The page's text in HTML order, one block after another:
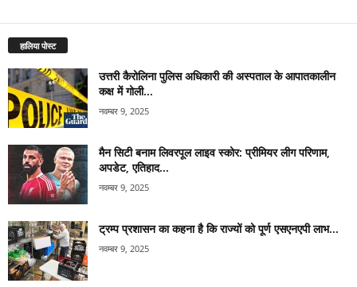
हालिया पोस्ट
उत्तरी कैरोलिना पुलिस अधिकारी की अस्पताल के आपातकालीन
कक्ष में गोली...
नवम्बर 9, 2025
मैन सिटी बनाम लिवरपूल लाइव स्कोर: प्रीमियर लीग परिणाम,
अपडेट, एतिहाद...
नवम्बर 9, 2025
ट्रम्प प्रशासन का कहना है कि राज्यों को पूर्ण एसएनएपी लाभ...
नवम्बर 9, 2025